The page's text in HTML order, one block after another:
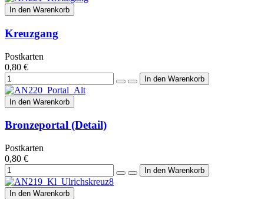
In den Warenkorb
Kreuzgang
Postkarten
0,80 €
In den Warenkorb
Bronzeportal (Detail)
Postkarten
0,80 €
In den Warenkorb